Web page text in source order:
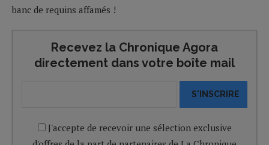
banc de requins affamés !
Recevez la Chronique Agora
directement dans votre boîte mail
S'INSCRIRE
J'accepte de recevoir une sélection exclusive